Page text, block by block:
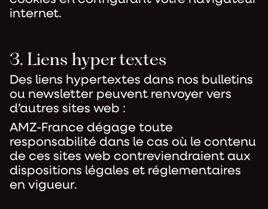
internet.
3. Liens hyper textes
Des liens hypertextes dans nos bulletins
ou newsletter peuvent renvoyer vers
d’autres sites web :
AMZ-France dégage toute
responsabilité dans le cas où le contenu
de ces sites web contreviendraient aux
dispositions légales et réglementaires
en vigueur.